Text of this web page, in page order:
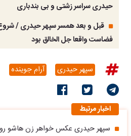
حیدری سراسر زشتی و بی بندباری
قبل و بعد همسر سپهر حیدری /
فضاست واقعا جل الخالق بود
سپهر حیدری آرام جوینده
اخبار مرتبط
سپهر حیدری عکس خواهر زن هاشو